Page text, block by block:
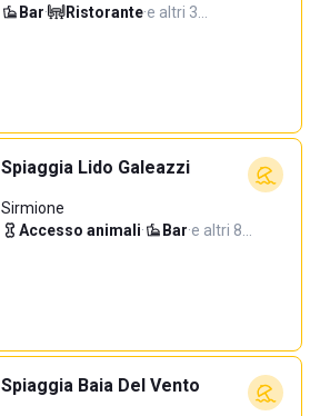
Bar· Ristorante·e altri 3…
Spiaggia Lido Galeazzi
Sirmione
Accesso animali· Bar·e altri 8…
Spiaggia Baia Del Vento